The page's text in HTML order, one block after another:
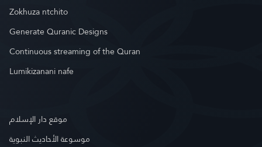
Zokhuza ntchito
Generate Quranic Designs
Continuous streaming of the Quran
Lumikizanani nafe
موقع دار الإسلام
موسوعة الأحاديث النبوية